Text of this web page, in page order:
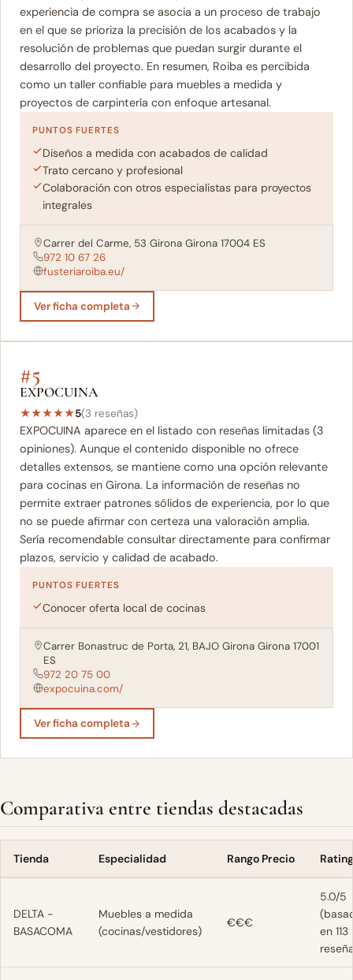
experiencia de compra se asocia a un proceso de trabajo
en el que se prioriza la precisión de los acabados y la
resolución de problemas que puedan surgir durante el
desarrollo del proyecto. En resumen, Roiba es percibida
como un taller confiable para muebles a medida y
proyectos de carpintería con enfoque artesanal.
PUNTOS FUERTES
Diseños a medida con acabados de calidad
Trato cercano y profesional
Colaboración con otros especialistas para proyectos
integrales
Carrer del Carme, 53 Girona Girona 17004 ES
972 10 67 26
fusteriaroiba.eu/
Ver ficha completa
#5
EXPOCUINA
★★★★★5(3 reseñas)
EXPOCUINA aparece en el listado con reseñas limitadas (3
opiniones). Aunque el contenido disponible no ofrece
detalles extensos, se mantiene como una opción relevante
para cocinas en Girona. La información de reseñas no
permite extraer patrones sólidos de experiencia, por lo que
no se puede afirmar con certeza una valoración amplia.
Sería recomendable consultar directamente para confirmar
plazos, servicio y calidad de acabado.
PUNTOS FUERTES
Conocer oferta local de cocinas
Carrer Bonastruc de Porta, 21, BAJO Girona Girona 17001
ES
972 20 75 00
expocuina.com/
Ver ficha completa
Comparativa entre tiendas destacadas
Tienda Especialidad Rango Precio Rating
DELTA -
BASACOMA
Muebles a medida
(cocinas/vestidores)
€€€
5.0/5
en 113